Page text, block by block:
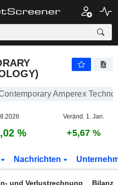
Amperex
Veränd. 1. Jan.
% +5,67 %
Nachrichten
und Verlustrechnung Bilanz